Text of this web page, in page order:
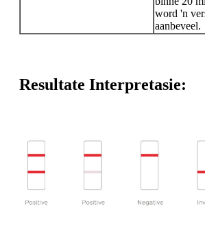
word 'n
aanbeveel.
Resultate Interpretasie: